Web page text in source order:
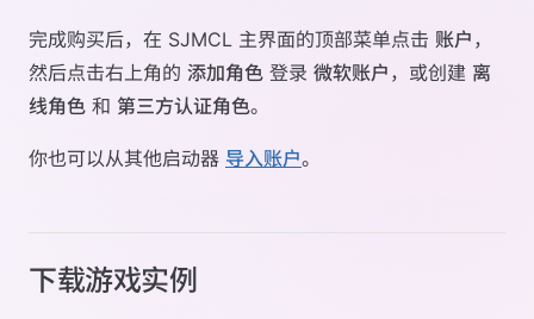
完成购买后，在 SJMCL 主界面的顶部菜单点击 账户 ，
然后点击右上角的 添加角色 登录 微软账户 ，或创建 离
线角色 和 第三方认证角色。
你也可以从其他启动器 导入账户。
下载游戏实例